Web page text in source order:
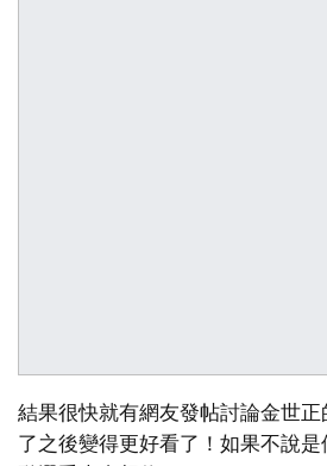
結果很快就有網友發帖討論金世
了之後變得更好看了！如果不說